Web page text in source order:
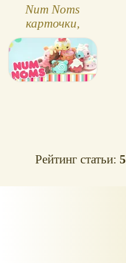
Num Noms
карточки,
головоломки и
наборы для
рукоделия
Рейтинг статьи:5